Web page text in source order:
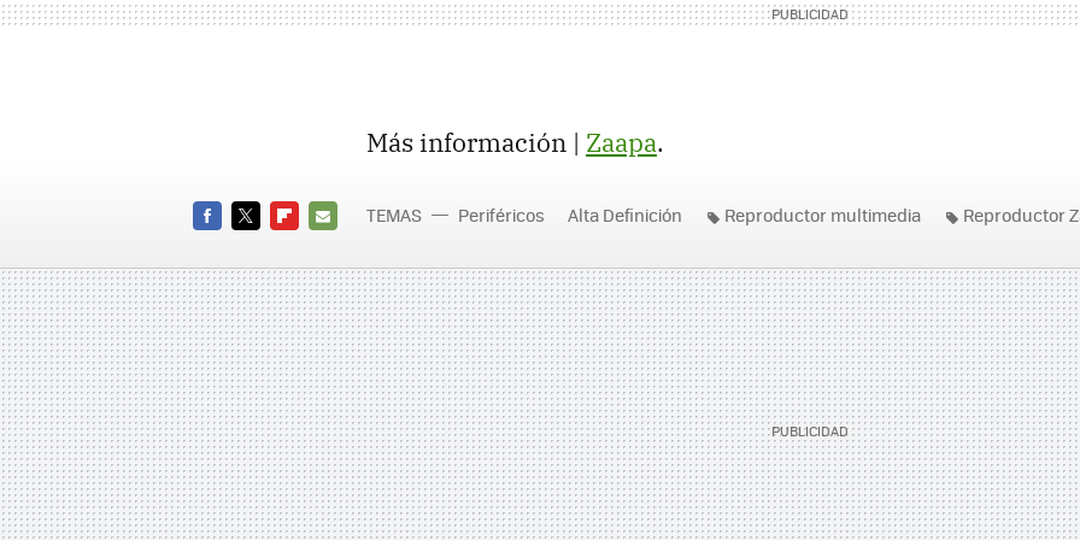
Más información | Zaapa.
MAIL
TEMAS Periféricos Alta Definición Reproductor multimedia Reproductor